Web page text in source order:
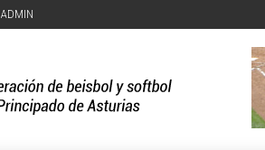
ADMIN
DE
DE
Y SÓFBOL